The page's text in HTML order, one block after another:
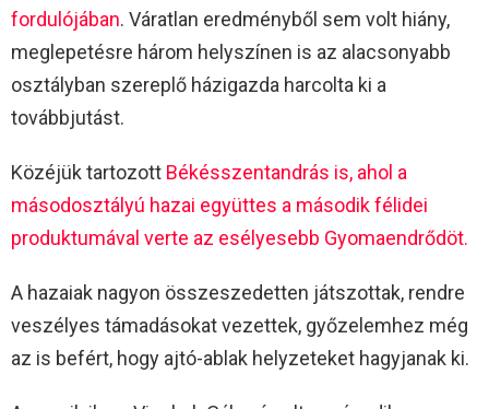
fordulójában. Váratlan eredményből sem volt hiány,
meglepetésre három helyszínen is az alacsonyabb
osztályban szereplő házigazda harcolta ki a
továbbjutást.
Közéjük tartozott Békésszentandrás is, ahol a
másodosztályú hazai együttes a második félidei
produktumával verte az esélyesebb Gyomaendrődöt.
A hazaiak nagyon összeszedetten játszottak, rendre
veszélyes támadásokat vezettek, győzelemhez még
az is befért, hogy ajtó-ablak helyzeteket hagyjanak ki.